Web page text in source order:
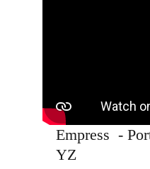
Empress  -
YZ